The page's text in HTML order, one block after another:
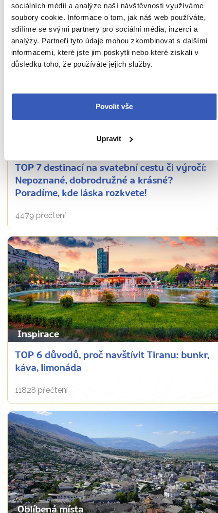
sociálních médií a analýze naší návštěvnosti využíváme
soubory cookie. Informace o tom, jak náš web používáte,
sdílíme se svými partnery pro sociální média, inzerci a
analýzy. Partneři tyto údaje mohou zkombinovat s dalšími
informacemi, které jste jim poskytli nebo které získali v
důsledku toho, že používáte jejich služby.
Povolit vše
Upravit
průvodců
TOP 7 destinací na svatební cestu či výročí:
Nepoznané, dobrodružné a krásné?
Poradíme, kde láska rozkvete!
4479 přečtení
Inspirace
TOP 6 důvodů, proč navštívit Tiranu: bunkr,
káva, limonáda
11828 přečtení
Oblíbená místa